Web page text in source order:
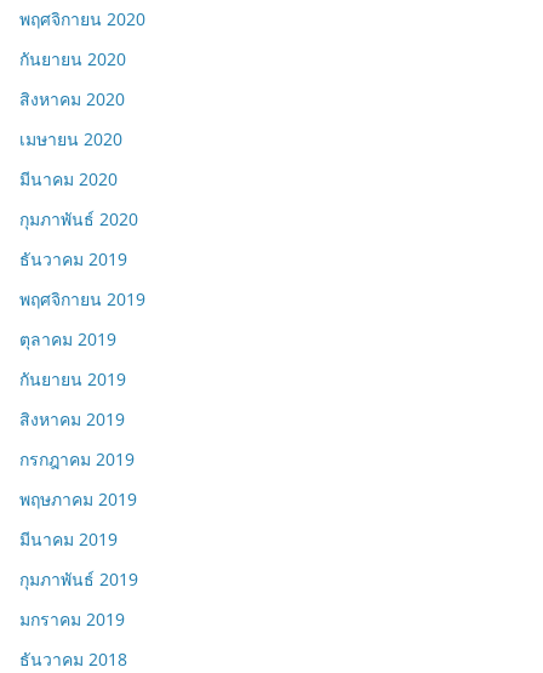
พฤศจิกายน 2020
กันยายน 2020
สิงหาคม 2020
เมษายน 2020
มีนาคม 2020
กุมภาพันธ์ 2020
ธันวาคม 2019
พฤศจิกายน 2019
ตุลาคม 2019
กันยายน 2019
สิงหาคม 2019
กรกฎาคม 2019
พฤษภาคม 2019
มีนาคม 2019
กุมภาพันธ์ 2019
มกราคม 2019
ธันวาคม 2018